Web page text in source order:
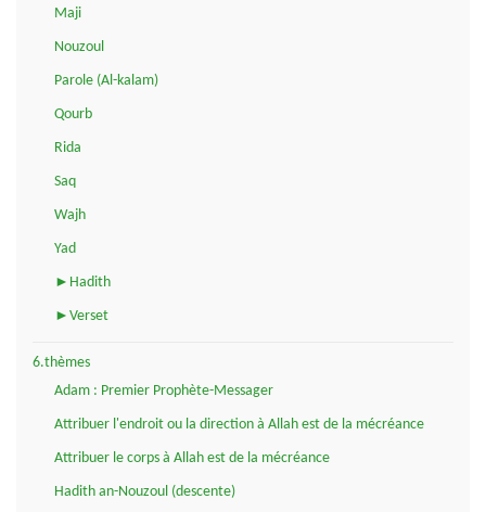
Maji
Nouzoul
Parole (Al-kalam)
Qourb
Rida
Saq
Wajh
Yad
►Hadith
►Verset
6.thèmes
Adam : Premier Prophète-Messager
Attribuer l'endroit ou la direction à Allah est de la mécréance
Attribuer le corps à Allah est de la mécréance
Hadith an-Nouzoul (descente)